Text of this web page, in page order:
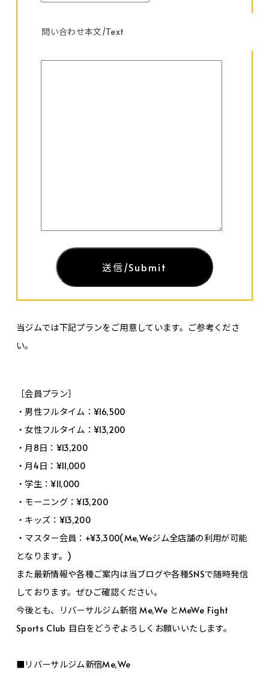
問い合わせ本文/Text
当ジムでは下記プランをご用意しています。ご参考くださ
い。
［会員プラン］
・男性フルタイム：¥16,500
・女性フルタイム：¥13,200
・月8日：¥13,200
・月4日：¥11,000
・学生：¥11,000
・モーニング：¥13,200
・キッズ：¥13,200
・マスター会員：+¥3,300(Me,Weジム全店舗の利用が可能
となります。)
また最新情報や各種ご案内は当ブログや各種SNSで随時発信
しております。ぜひご確認ください。
今後とも、リバーサルジム新宿 Me,We とMeWe Fight
Sports Club 目白をどうぞよろしくお願いいたします。
■リバーサルジム新宿Me,We